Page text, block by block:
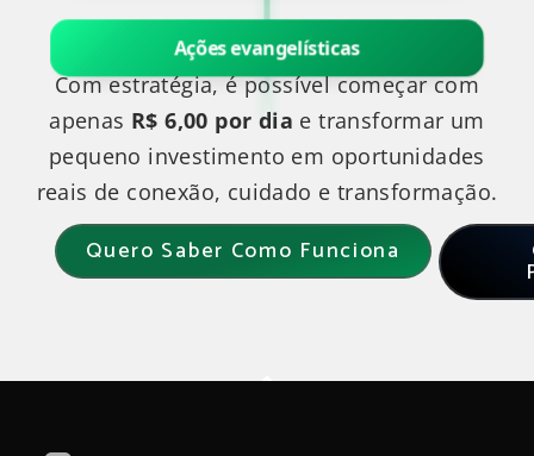
Ações evangelísticas
Com estratégia, é possível começar com
apenas R$ 6,00 por dia e transformar um
pequeno investimento em oportunidades
reais de conexão, cuidado e transformação.
Quero Saber Como Funciona